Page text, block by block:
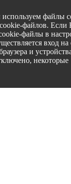
файлы
файлов.
файлы в
вход на
и
некоторые